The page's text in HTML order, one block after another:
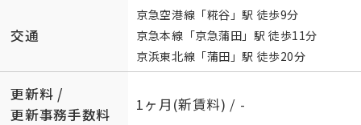
交通
京急空港線 「糀谷 」駅 徒歩9分
京急本線 「京急蒲田 」駅 徒歩11分
京浜東北線 「蒲田 」駅 徒歩20分
更新料 /
更新事務手数料
1ヶ月(新賃料) / -